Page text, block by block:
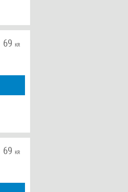
69 KR
69 KR